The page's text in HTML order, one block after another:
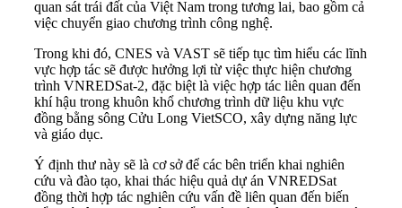
quan sát trái đất của Việt Nam trong tương lai, bao gồm cả
việc chuyển giao chương trình công nghệ.
Trong khi đó, CNES và VAST sẽ tiếp tục tìm hiểu các lĩnh
vực hợp tác sẽ được hưởng lợi từ việc thực hiện chương
trình VNREDSat-2, đặc biệt là việc hợp tác liên quan đến
khí hậu trong khuôn khổ chương trình dữ liệu khu vực
đồng bằng sông Cửu Long VietSCO, xây dựng năng lực
và giáo dục.
Ý định thư này sẽ là cơ sở để các bên triển khai nghiên
cứu và đào tạo, khai thác hiệu quả dự án VNREDSat
đồng thời hợp tác nghiên cứu vấn đề liên quan đến biến